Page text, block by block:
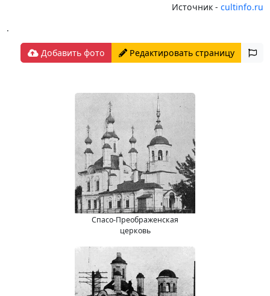
Источник -cultinfo.ru
.
Добавить фото Редактировать страницу
Спасо-Преображенская
церковь